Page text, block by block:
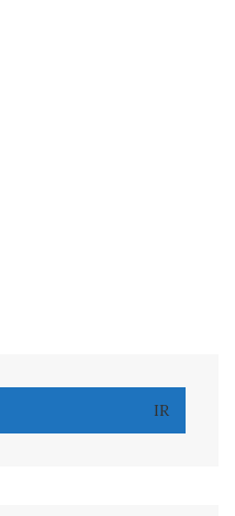
IR